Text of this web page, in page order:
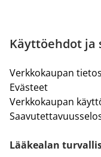
Käyttöehdot ja
Verkkokaupan
Evästeet
Verkkokaupan
Lääkealan